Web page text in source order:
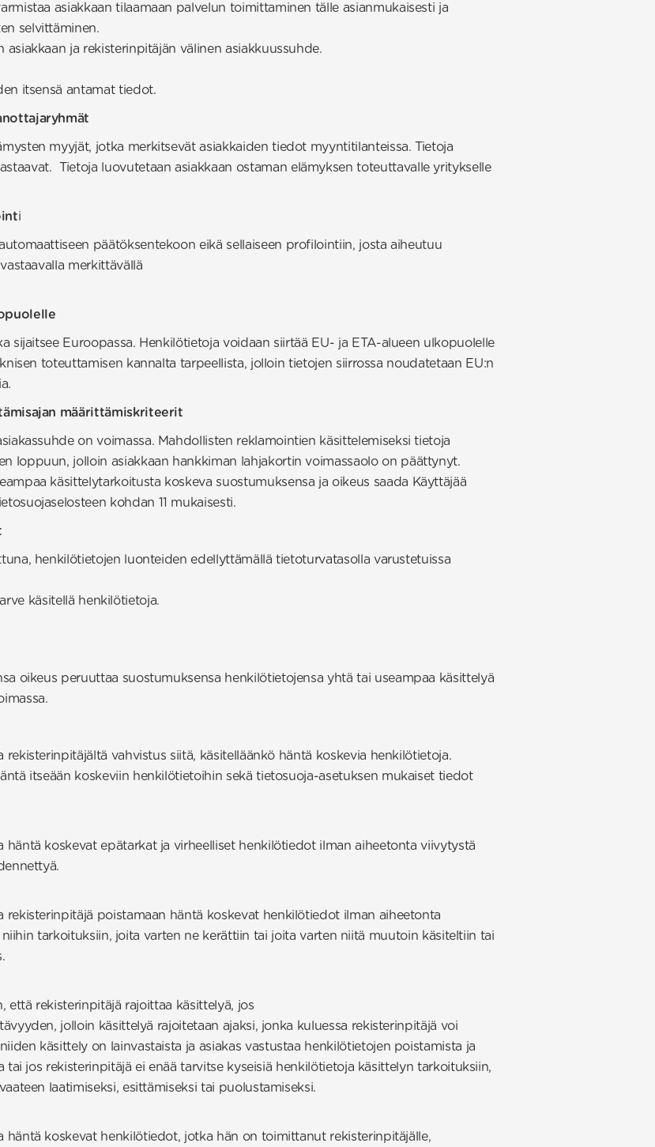
asiakkaan tilaamaan palvelun toimittaminen tälle asianmukaisesti ja
selvittäminen.
ja rekisterinpitäjän välinen asiakkuussuhde.
itsensä antamat tiedot.
myyjät, jotka merkitsevät asiakkaiden tiedot myyntitilanteissa. Tietoja
Tietoja luovutetaan asiakkaan ostaman elämyksen toteuttavalle yritykselle
i
päätöksentekoon eikä sellaiseen profilointiin, josta aiheutuu
merkittävällä
sijaitsee Euroopassa. Henkilötietoja voidaan siirtää EU- ja ETA-alueen ulkopuolelle
toteuttamisen kannalta tarpeellista, jolloin tietojen siirrossa noudatetaan EU:n
määrittämiskriteerit
on voimassa. Mahdollisten reklamointien käsittelemiseksi tietoja
loppuun, jolloin asiakkaan hankkiman lahjakortin voimassaolo on päättynyt.
käsittelytarkoitusta koskeva suostumuksensa ja oikeus saada Käyttäjää
kohdan 11 mukaisesti.
henkilötietojen luonteiden edellyttämällä tietoturvatasolla varustetuissa
käsitellä henkilötietoja.
oikeus peruuttaa suostumuksensa henkilötietojensa yhtä tai useampaa käsittelyä
rekisterinpitäjältä vahvistus siitä, käsitelläänkö häntä koskevia henkilötietoja.
itseään koskeviin henkilötietoihin sekä tietosuoja-asetuksen mukaiset tiedot
häntä koskevat epätarkat ja virheelliset henkilötiedot ilman aiheetonta viivytystä
rekisterinpitäjä poistamaan häntä koskevat henkilötiedot ilman aiheetonta
tarkoituksiin, joita varten ne kerättiin tai joita varten niitä muutoin käsiteltiin tai
että rekisterinpitäjä rajoittaa käsittelyä, jos
jolloin käsittelyä rajoitetaan ajaksi, jonka kuluessa rekisterinpitäjä voi
käsittely on lainvastaista ja asiakas vastustaa henkilötietojen poistamista ja
jos rekisterinpitäjä ei enää tarvitse kyseisiä henkilötietoja käsittelyn tarkoituksiin,
laatimiseksi, esittämiseksi tai puolustamiseksi.
häntä koskevat henkilötiedot, jotka hän on toimittanut rekisterinpitäjälle,